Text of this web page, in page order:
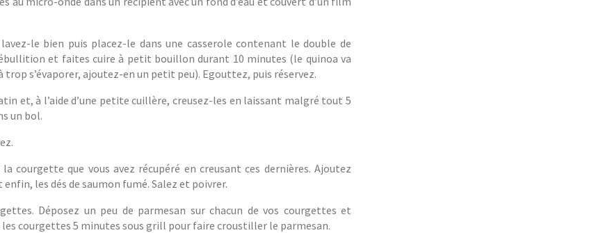
le bien puis placez-le dans une casserole contenant le double de
ébullition et faites cuire à petit bouillon durant 10 minutes (le quinoa va
trop s’évaporer, ajoutez-en un petit peu). Egouttez, puis réservez.
et, à l’aide d’une petite cuillère, creusez-les en laissant malgré tout 5
un bol.
courgette que vous avez récupéré en creusant ces dernières. Ajoutez
les dés de saumon fumé. Salez et poivrer.
Déposez un peu de parmesan sur chacun de vos courgettes et
courgettes 5 minutes sous grill pour faire croustiller le parmesan.